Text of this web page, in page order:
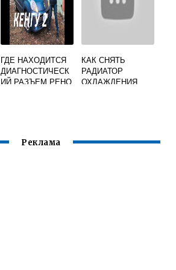
ГДЕ НАХОДИТСЯ
ДИАГНОСТИЧЕСК
ИЙ РАЗЪЕМ РЕНО
КАК СНЯТЬ
РАДИАТОР
ОХЛАЖДЕНИЯ
Реклама